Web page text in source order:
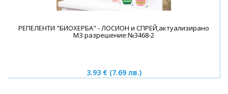
РЕПЕЛЕНТИ "БИОХЕРБА" - ЛОСИОН и СПРЕЙ,актуализирано
МЗ разрешение:№3468-2
3.93 € (7.69 лв.)